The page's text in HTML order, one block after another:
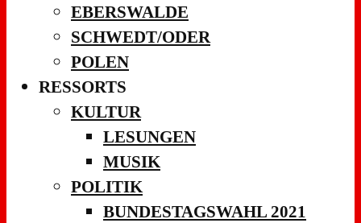
EBERSWALDE
SCHWEDT/ODER
POLEN
RESSORTS
KULTUR
LESUNGEN
MUSIK
POLITIK
BUNDESTAGSWAHL 2021